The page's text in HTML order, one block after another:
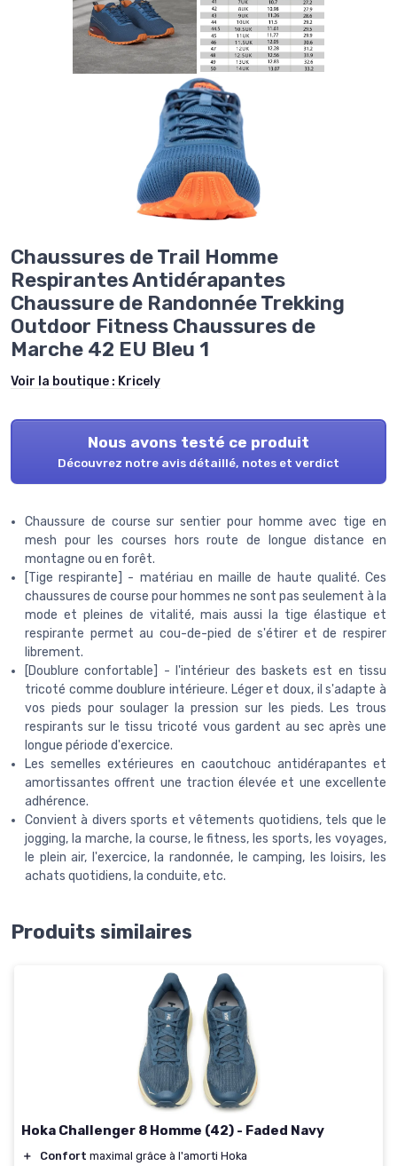
Chaussures de Trail Homme
Respirantes Antidérapantes
Chaussure de Randonnée Trekking
Outdoor Fitness Chaussures de
Marche 42 EU Bleu 1
Voir la boutique : Kricely
Nous avons testé ce produit
Découvrez notre avis détaillé, notes et verdict
Chaussure de course sur sentier pour homme avec tige en
mesh pour les courses hors route de longue distance en
montagne ou en forêt.
[Tige respirante] - matériau en maille de haute qualité. Ces
chaussures de course pour hommes ne sont pas seulement à la
mode et pleines de vitalité, mais aussi la tige élastique et
respirante permet au cou-de-pied de s'étirer et de respirer
librement.
[Doublure confortable] - l'intérieur des baskets est en tissu
tricoté comme doublure intérieure. Léger et doux, il s'adapte à
vos pieds pour soulager la pression sur les pieds. Les trous
respirants sur le tissu tricoté vous gardent au sec après une
longue période d'exercice.
Les semelles extérieures en caoutchouc antidérapantes et
amortissantes offrent une traction élevée et une excellente
adhérence.
Convient à divers sports et vêtements quotidiens, tels que le
jogging, la marche, la course, le fitness, les sports, les voyages,
le plein air, l'exercice, la randonnée, le camping, les loisirs, les
achats quotidiens, la conduite, etc.
Produits similaires
Hoka Challenger 8 Homme (42) - Faded Navy
＋ Confort maximal grâce à l'amorti Hoka